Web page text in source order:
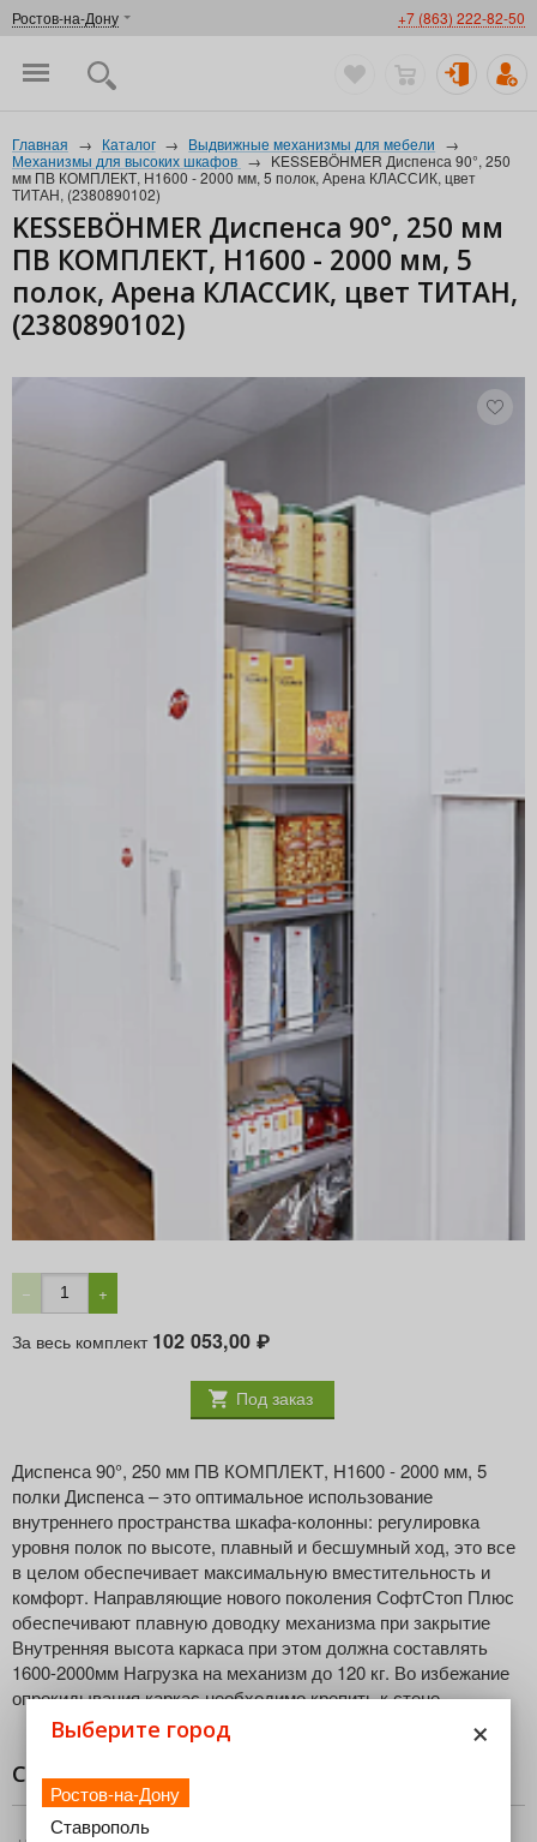
Ростов-на-Дону +7 (863) 222-82-50
Главная → Каталог → Выдвижные механизмы для мебели →
Механизмы для высоких шкафов → KESSEBÖHMER Диспенса 90°, 250
мм ПВ КОМПЛЕКТ, H1600 - 2000 мм, 5 полок, Арена КЛАССИК, цвет
ТИТАН, (2380890102)
KESSEBÖHMER Диспенса 90°, 250 мм
ПВ КОМПЛЕКТ, H1600 - 2000 мм, 5
полок, Арена КЛАССИК, цвет ТИТАН,
(2380890102)
Минимальная внутренняя глубина корпуса, мм
Страна производитель
ТИП ФАСАДА
ШИРИНА ФАСАДА, ММ
Минимальная внутренняя высота корпуса, мм
Минимальная внутренняя ширина корпуса, мм
− +
За весь комплект 102 053,00 ₽
Под заказ
Диспенса 90°, 250 мм ПВ КОМПЛЕКТ, H1600 - 2000 мм, 5
полки Диспенса – это оптимальное использование
внутреннего пространства шкафа-колонны: регулировка
уровня полок по высоте, плавный и бесшумный ход, это все
в целом обеспечивает максимальную вместительность и
комфорт. Направляющие нового поколения СофтСтоп Плюс
обеспечивают плавную доводку механизма при закрытие
Внутренняя высота каркаса при этом должна составлять
1600-2000мм Нагрузка на механизм до 120 кг. Во избежание
опрокидывания каркас необходимо крепить к стене
Состав комплекта
×
Выберите город
Ростов-на-Дону
Ставрополь